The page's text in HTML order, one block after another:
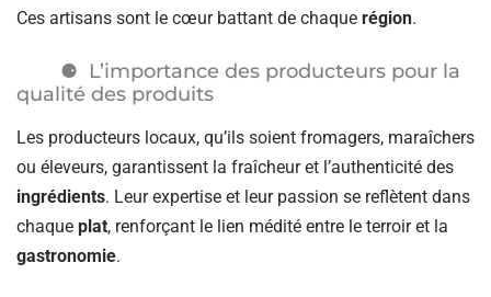
Ces artisans sont le cœur battant de chaque région.
L’importance des producteurs pour la
qualité des produits
Les producteurs locaux, qu’ils soient fromagers, maraîchers
ou éleveurs, garantissent la fraîcheur et l’authenticité des
ingrédients. Leur expertise et leur passion se reflètent dans
chaque plat, renforçant le lien médité entre le terroir et la
gastronomie.